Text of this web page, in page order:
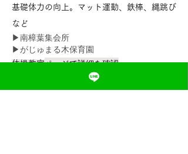
基礎体力の向上。マット運動、鉄棒、縄跳び
など
▶南樟葉集会所
▶がじゅまる木保育園
体操教室ページで詳細を確認
・スポーツ家庭教師